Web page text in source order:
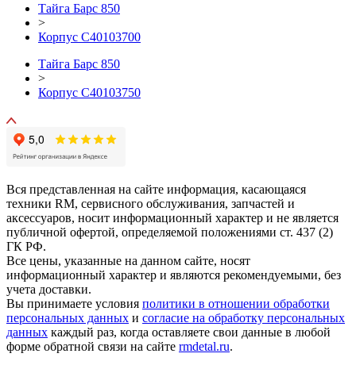
Тайга Барс 850
>
Корпус С40103700
Тайга Барс 850
>
Корпус С40103750
Вся представленная на сайте информация, касающаяся
техники RM, сервисного обслуживания, запчастей и
аксессуаров, носит информационный характер и не является
публичной офертой, определяемой положениями ст. 437 (2)
ГК РФ.
Все цены, указанные на данном сайте, носят
информационный характер и являются рекомендуемыми, без
учета доставки.
Вы принимаете условия политики в отношении обработки
персональных данных и согласие на обработку персональных
данных каждый раз, когда оставляете свои данные в любой
форме обратной связи на сайте rmdetal.ru.